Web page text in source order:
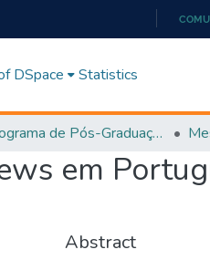
DSpace Statistics
Programa de Pós-Graduação em Modelagem e Otimização (PPGMO)
em
Abstract